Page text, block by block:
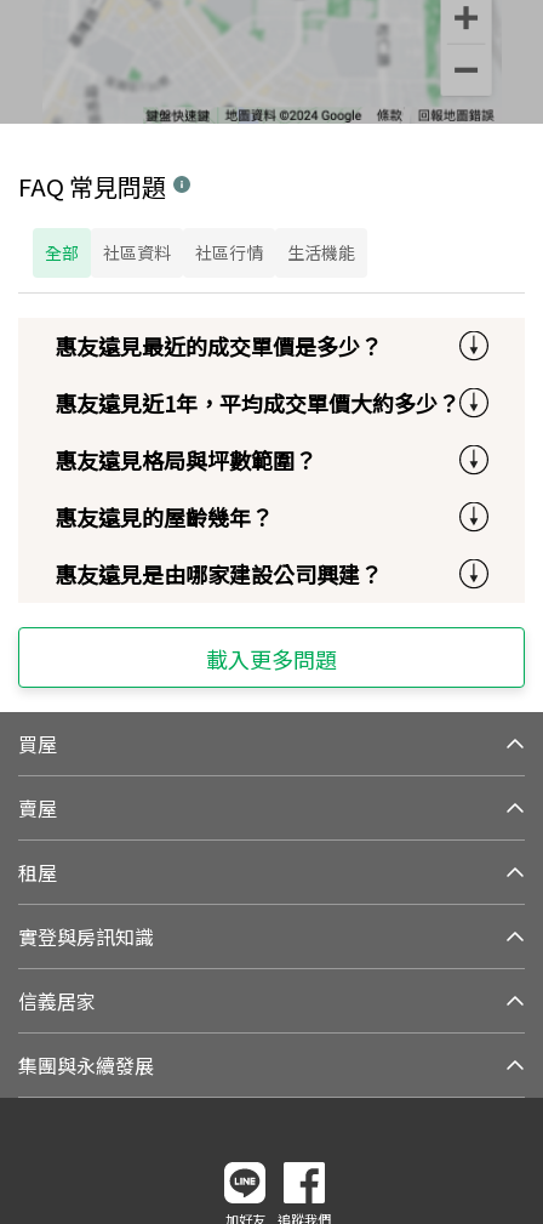
FAQ 常見問題
全部 社區資料 社區行情 生活機能
惠友遠見最近的成交單價是多少？
惠友遠見近1年，平均成交單價大約多少？
惠友遠見格局與坪數範圍？
惠友遠見的屋齡幾年？
惠友遠見是由哪家建設公司興建？
載入更多問題
買屋
賣屋
租屋
實登與房訊知識
信義居家
集團與永續發展
加好友 追蹤我們